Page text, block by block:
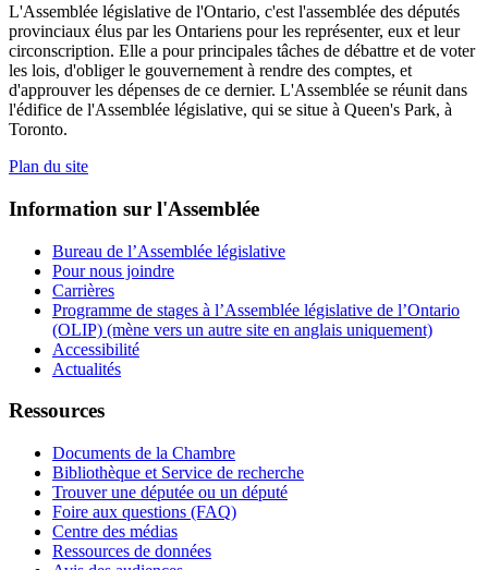
L'Assemblée législative de l'Ontario, c'est l'assemblée des députés
provinciaux élus par les Ontariens pour les représenter, eux et leur
circonscription. Elle a pour principales tâches de débattre et de voter
les lois, d'obliger le gouvernement à rendre des comptes, et
d'approuver les dépenses de ce dernier. L'Assemblée se réunit dans
l'édifice de l'Assemblée législative, qui se situe à Queen's Park, à
Toronto.
Plan du site
Information sur l'Assemblée
Bureau de l’Assemblée législative
Pour nous joindre
Carrières
Programme de stages à l’Assemblée législative de l’Ontario
(OLIP) (mène vers un autre site en anglais uniquement)
Accessibilité
Actualités
Ressources
Documents de la Chambre
Bibliothèque et Service de recherche
Trouver une députée ou un député
Foire aux questions (FAQ)
Centre des médias
Ressources de données